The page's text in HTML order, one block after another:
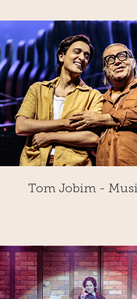
Tom Jobim -